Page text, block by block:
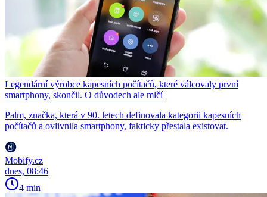
Legendární výrobce kapesních počítačů, které válcovaly první
smartphony, skončil. O důvodech ale mlčí
Palm, značka, která v 90. letech definovala kategorii kapesních
počítačů a ovlivnila smartphony, fakticky přestala existovat.
Mobify.cz
dnes, 08:46
4 min